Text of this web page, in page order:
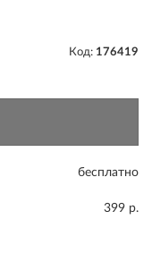
Код: 176419
бесплатно
399 р.